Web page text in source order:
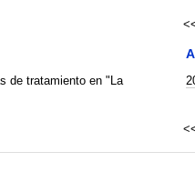
de tratamiento en "La